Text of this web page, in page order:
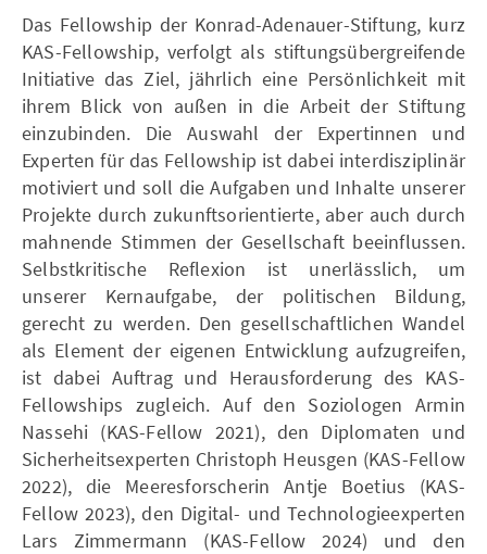
Das Fellowship der Konrad-Adenauer-Stiftung, kurz
KAS-Fellowship, verfolgt als stiftungsübergreifende
Initiative das Ziel, jährlich eine Persönlichkeit mit
ihrem Blick von außen in die Arbeit der Stiftung
einzubinden. Die Auswahl der Expertinnen und
Experten für das Fellowship ist dabei interdisziplinär
motiviert und soll die Aufgaben und Inhalte unserer
Projekte durch zukunftsorientierte, aber auch durch
mahnende Stimmen der Gesellschaft beeinflussen.
Selbstkritische Reflexion ist unerlässlich, um
unserer Kernaufgabe, der politischen Bildung,
gerecht zu werden. Den gesellschaftlichen Wandel
als Element der eigenen Entwicklung aufzugreifen,
ist dabei Auftrag und Herausforderung des KAS-
Fellowships zugleich. Auf den Soziologen Armin
Nassehi (KAS-Fellow 2021), den Diplomaten und
Sicherheitsexperten Christoph Heusgen (KAS-Fellow
2022), die Meeresforscherin Antje Boetius (KAS-
Fellow 2023), den Digital- und Technologieexperten
Lars Zimmermann (KAS-Fellow 2024) und den